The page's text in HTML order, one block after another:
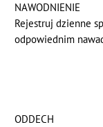
NAWODNIENIE
Rejestruj dzienne
odpowiednim
ODDECH